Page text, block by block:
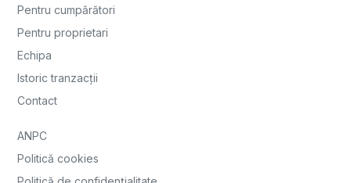
Pentru cumpărători
Pentru proprietari
Echipa
Istoric tranzacții
Contact
ANPC
Politică cookies